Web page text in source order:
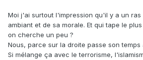
Moi j'ai surtout l'impression qu'il y a un
ambiant et de sa morale. Et qui tape le
on cherche un peu ?
Nous, parce sur la droite passe son temps
Si mélange ça avec le terrorisme,